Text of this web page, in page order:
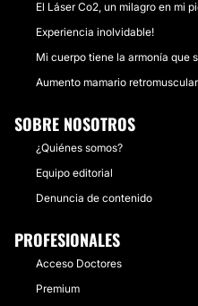
El Láser Co2, un milagro en mi
Experiencia inolvidable!
Mi cuerpo tiene la armonía que
Aumento mamario retromuscular
SOBRE NOSOTROS
¿Quiénes somos?
Equipo editorial
Denuncia de contenido
PROFESIONALES
Acceso Doctores
Premium